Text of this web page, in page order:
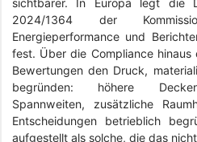
sichtbarer. In Europa legt die
2024/1364 der
Energieperformance und
fest. Über die Compliance
Bewertungen den Druck,
begründen: höhere
Spannweiten, zusätzliche
Entscheidungen betrieblich
aufgestellt als solche, die das